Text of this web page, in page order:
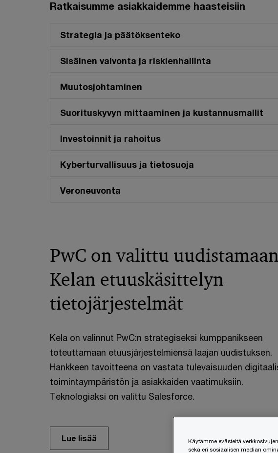
Ratkaisumme asiakkaidemme haasteisiin
Strategia ja päätöksenteko
Sisäinen valvonta ja riskienhallinta
Muutosjohtaminen
Suorituskyvyn mittaaminen ja kustannusmallit
Investoinnit ja rahoitus
Kyberturvallisuus ja tietosuoja
Veroneuvonta
PwC on valittu uudistamaan
Kelan etuuskäsittelyn
tietojärjestelmät
Kela on valinnut PwC:n strategiseksi kumppanikseen
toteuttamaan etuusjärjestelmiensä laajan uudistuksen.
Hankkeen tavoitteena on vastata tulevaisuuden
toimintaympäristön ja asiakkaiden vaatimuksiin.
Teknologiaksi on valittu Salesforce.
Lue lisää
Käytämme evästeitä
sekä eri sosiaalisen median